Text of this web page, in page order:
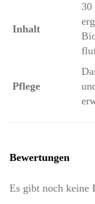
Inhalt
30
Pflege
Bewertungen
Es gibt noch keine